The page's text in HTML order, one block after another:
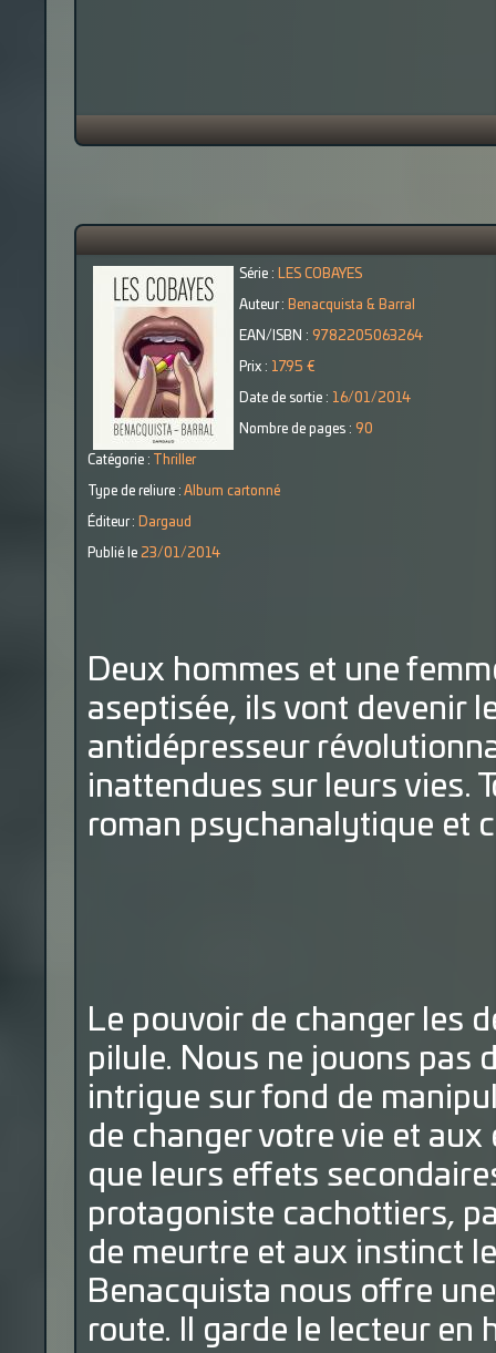
Série : LES COBAYES
Auteur : Benacquista & Barral
EAN/ISBN : 9782205063264
Prix : 17.95 €
Date de sortie : 16/01/2014
Nombre de pages : 90
Catégorie : Thriller
Type de reliure : Album cartonné
Éditeur : Dargaud
Publié le 23/01/2014
Deux hommes et une
aseptisée, ils vont devenir
antidépresseur
inattendues sur leurs vies.
roman psychanalytique et
Le pouvoir de changer les
pilule. Nous ne jouons pas
intrigue sur fond de
de changer votre vie et
que leurs effets
protagoniste cachottiers,
de meurtre et aux instinct
Benacquista nous offre
route. Il garde le lecteur en